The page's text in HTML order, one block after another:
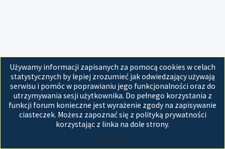
Używamy informacji zapisanych za pomocą cookies w celach
statystycznych by lepiej zrozumieć jak odwiedzający używają
serwisu i pomóc w poprawianiu jego funkcjonalności oraz do
utrzymywania sesji użytkownika. Do pełnego korzystania z
funkcji forum konieczne jest wyrażenie zgody na zapisywanie
ciasteczek. Możesz zapoznać się z polityką prywatności
korzystając z linka na dole strony.
Akceptuję